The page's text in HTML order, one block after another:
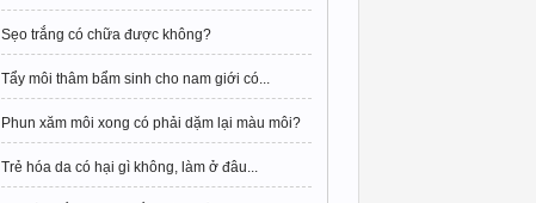
Sẹo trắng có chữa được không?
Tẩy môi thâm bẩm sinh cho nam giới có...
Phun xăm môi xong có phải dặm lại màu môi?
Trẻ hóa da có hại gì không, làm ở đâu...